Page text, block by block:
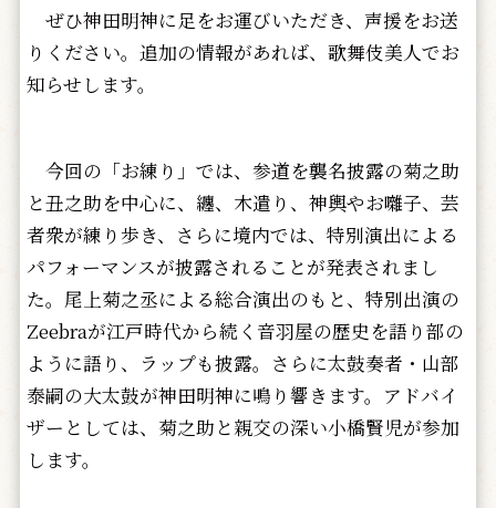
ぜひ神田明神に足をお運びいただき、声援をお送
りください。追加の情報があれば、歌舞伎美人でお
知らせします。
今回の「お練り」では、参道を襲名披露の菊之助
と丑之助を中心に、纏、木遣り、神輿やお囃子、芸
者衆が練り歩き、さらに境内では、特別演出による
パフォーマンスが披露されることが発表されまし
た。尾上菊之丞による総合演出のもと、特別出演の
Zeebraが江戸時代から続く音羽屋の歴史を語り部の
ように語り、ラップも披露。さらに太鼓奏者・山部
泰嗣の大太鼓が神田明神に鳴り響きます。アドバイ
ザーとしては、菊之助と親交の深い小橋賢児が参加
します。